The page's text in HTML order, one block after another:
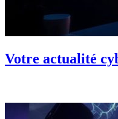
Votre actualité